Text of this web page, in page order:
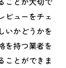
ビューをチェ
いかどうかを
を持つ業者を
ことができま